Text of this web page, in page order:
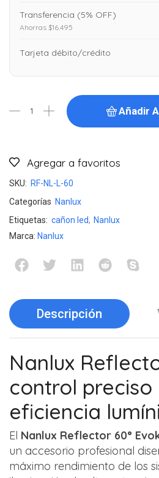
Transferencia (5% OFF)
Ahorras $16.495
Tarjeta débito/crédito
Añadir
Agregar a favoritos
SKU: RF-NL-L-60
Categorías Nanlux
Etiquetas: cañon led, Nanlux
Marca: Nanlux
Descripción
Nanlux
control preciso
eficiencia
El Nanlux Reflector 60°
un accesorio profesional
máximo rendimiento de los